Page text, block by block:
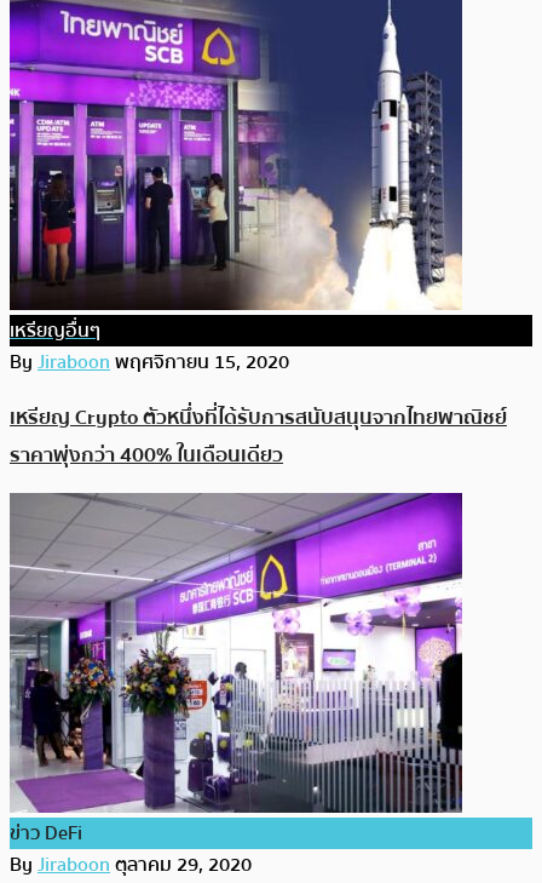
เหรียญอื่นๆ
ByJiraboonพฤศจิกายน 15, 2020
เหรียญ Crypto ตัวหนึ่งที่ได้รับการสนับสนุนจากไทยพาณิชย์
ราคาพุ่งกว่า 400% ในเดือนเดียว
ข่าว DeFi
ByJiraboonตุลาคม 29, 2020